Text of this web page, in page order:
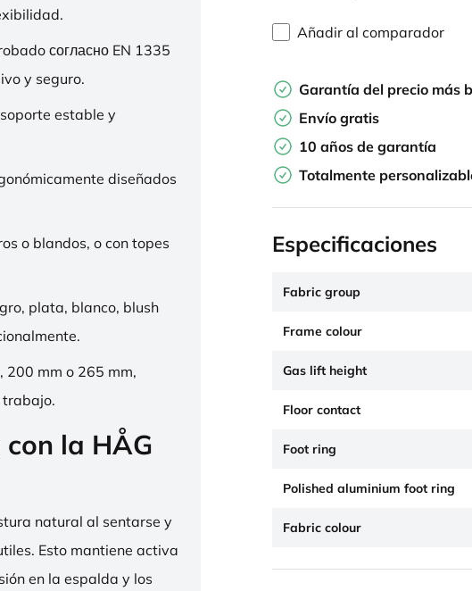
согласно EN 1335
y seguro.
estable y
diseñados
o blandos, o con topes
plata, blanco, blush
200 mm o 265 mm,
la HÅG
natural al sentarse y
Esto mantiene activa
en la espalda y los
Añadir al comparador
Garantía del precio más
Envío gratis
10 años de garantía
Totalmente
Especificaciones
Fabric group
Frame colour
Gas lift height
Floor contact
Foot ring
Polished aluminium foot ring
Fabric colour